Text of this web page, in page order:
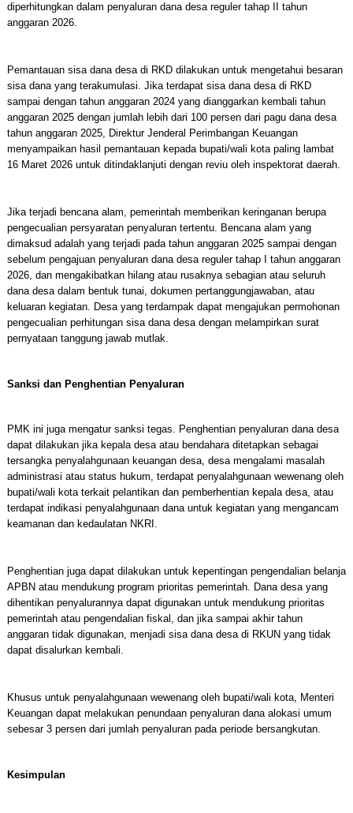
diperhitungkan dalam penyaluran dana desa reguler tahap II tahun
anggaran 2026.
Pemantauan sisa dana desa di RKD dilakukan untuk mengetahui besaran
sisa dana yang terakumulasi. Jika terdapat sisa dana desa di RKD
sampai dengan tahun anggaran 2024 yang dianggarkan kembali tahun
anggaran 2025 dengan jumlah lebih dari 100 persen dari pagu dana desa
tahun anggaran 2025, Direktur Jenderal Perimbangan Keuangan
menyampaikan hasil pemantauan kepada bupati/wali kota paling lambat
16 Maret 2026 untuk ditindaklanjuti dengan reviu oleh inspektorat daerah.
Jika terjadi bencana alam, pemerintah memberikan keringanan berupa
pengecualian persyaratan penyaluran tertentu. Bencana alam yang
dimaksud adalah yang terjadi pada tahun anggaran 2025 sampai dengan
sebelum pengajuan penyaluran dana desa reguler tahap I tahun anggaran
2026, dan mengakibatkan hilang atau rusaknya sebagian atau seluruh
dana desa dalam bentuk tunai, dokumen pertanggungjawaban, atau
keluaran kegiatan. Desa yang terdampak dapat mengajukan permohonan
pengecualian perhitungan sisa dana desa dengan melampirkan surat
pernyataan tanggung jawab mutlak.
Sanksi dan Penghentian Penyaluran
PMK ini juga mengatur sanksi tegas. Penghentian penyaluran dana desa
dapat dilakukan jika kepala desa atau bendahara ditetapkan sebagai
tersangka penyalahgunaan keuangan desa, desa mengalami masalah
administrasi atau status hukum, terdapat penyalahgunaan wewenang oleh
bupati/wali kota terkait pelantikan dan pemberhentian kepala desa, atau
terdapat indikasi penyalahgunaan dana untuk kegiatan yang mengancam
keamanan dan kedaulatan NKRI.
Penghentian juga dapat dilakukan untuk kepentingan pengendalian belanja
APBN atau mendukung program prioritas pemerintah. Dana desa yang
dihentikan penyalurannya dapat digunakan untuk mendukung prioritas
pemerintah atau pengendalian fiskal, dan jika sampai akhir tahun
anggaran tidak digunakan, menjadi sisa dana desa di RKUN yang tidak
dapat disalurkan kembali.
Khusus untuk penyalahgunaan wewenang oleh bupati/wali kota, Menteri
Keuangan dapat melakukan penundaan penyaluran dana alokasi umum
sebesar 3 persen dari jumlah penyaluran pada periode bersangkutan.
Kesimpulan